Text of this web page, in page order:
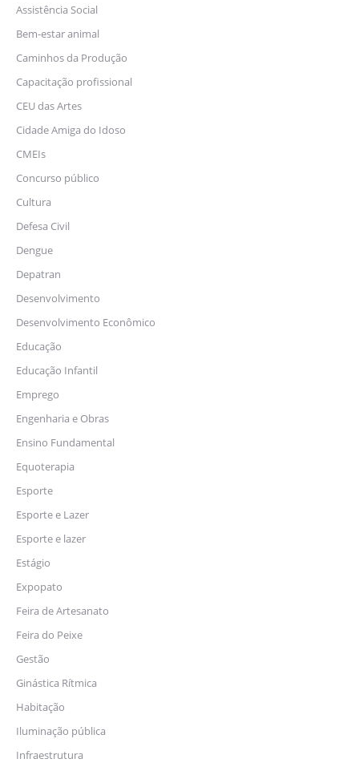
Assistência Social
Bem-estar animal
Caminhos da Produção
Capacitação profissional
CEU das Artes
Cidade Amiga do Idoso
CMEIs
Concurso público
Cultura
Defesa Civil
Dengue
Depatran
Desenvolvimento
Desenvolvimento Econômico
Educação
Educação Infantil
Emprego
Engenharia e Obras
Ensino Fundamental
Equoterapia
Esporte
Esporte e Lazer
Esporte e lazer
Estágio
Expopato
Feira de Artesanato
Feira do Peixe
Gestão
Ginástica Rítmica
Habitação
Iluminação pública
Infraestrutura